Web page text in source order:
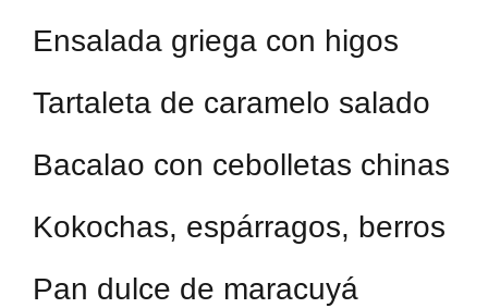
Ensalada griega con higos
Tartaleta de caramelo salado
Bacalao con cebolletas chinas
Kokochas, espárragos, berros
Pan dulce de maracuyá